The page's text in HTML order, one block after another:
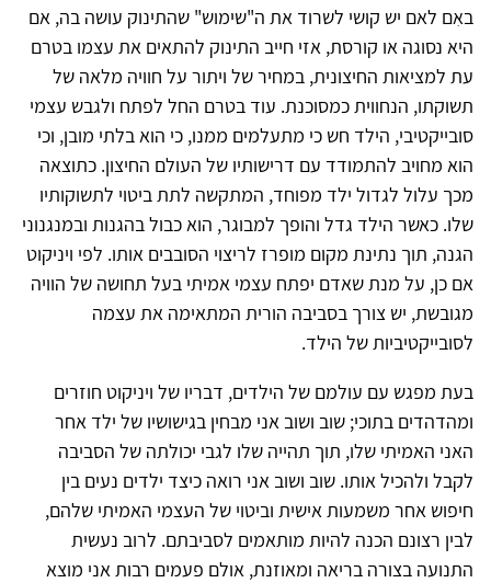
באִם לאם יש קושי לשרוד את ה"שימוש" שהתינוק עושה בה, אם
היא נסוגה או קורסת, אזי חייב התינוק להתאים את עצמו בטרם
עת למציאות החיצונית, במחיר של ויתור על חוויה מלאה של
תשוקתו, הנחווית כמסוכנת. עוד בטרם החל לפתח ולגבש עצמי
סובייקטיבי, הילד חש כי מתעלמים ממנו, כי הוא בלתי מובן, וכי
הוא מחויב להתמודד עם דרישותיו של העולם החיצון. כתוצאה
מכך עלול לגדול ילד מפוחד, המתקשה לתת ביטוי לתשוקותיו
שלו. כאשר הילד גדל והופך למבוגר, הוא כבול בהגנות ובמנגנוני
הגנה, תוך נתינת מקום מופרז לריצוי הסובבים אותו. לפי ויניקוט
אם כן, על מנת שאדם יפתח עצמי אמיתי בעל תחושה של הוויה
מגובשת, יש צורך בסביבה הורית המתאימה את עצמה
לסובייקטיביות של הילד.
בעת מפגש עם עולמם של הילדים, דבריו של ויניקוט חוזרים
ומהדהדים בתוכי; שוב ושוב אני מבחין בגישושיו של ילד אחר
האני האמיתי שלו, תוך תהייה שלו לגבי יכולתה של הסביבה
לקבל ולהכיל אותו. שוב ושוב אני רואה כיצד ילדים נעים בין
חיפוש אחר משמעות אישית וביטוי של העצמי האמיתי שלהם,
לבין רצונם הכנה להיות מותאמים לסביבתם. לרוב נעשית
התנועה בצורה בריאה ומאוזנת, אולם פעמים רבות אני מוצא